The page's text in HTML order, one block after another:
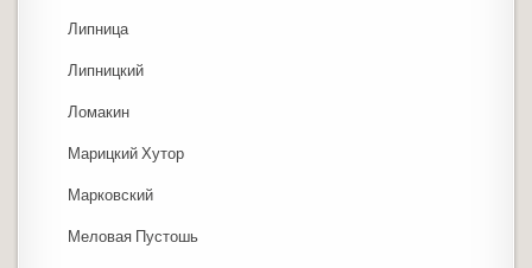
Липница
Липницкий
Ломакин
Марицкий Хутор
Марковский
Меловая Пустошь